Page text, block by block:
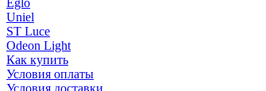
Eglo
Uniel
ST Luce
Odeon Light
Как купить
Условия оплаты
Условия доставки